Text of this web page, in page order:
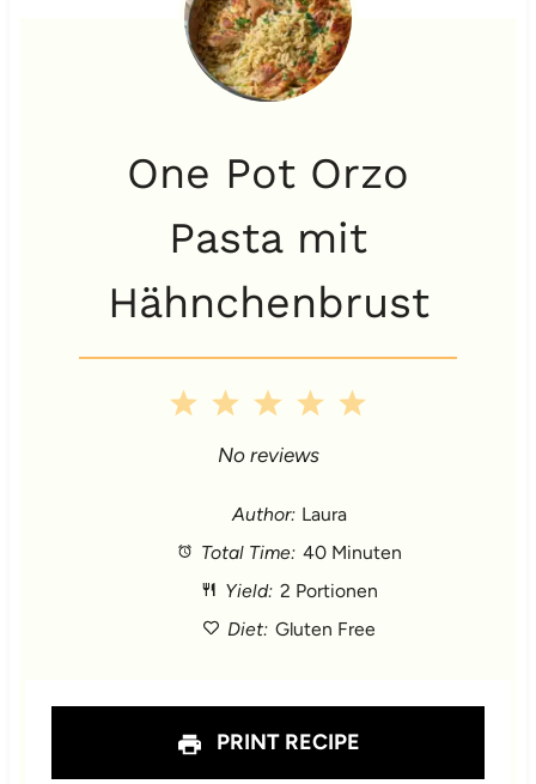
One Pot Orzo
Pasta mit
Hähnchenbrust
5
a
4
t
a
3
S
t
a
2
S
t
a
1
a
No reviews
Author: Laura
Total Time: 40 Minuten
Yield: 2 Portionen
Diet: Gluten Free
PRINT RECIPE